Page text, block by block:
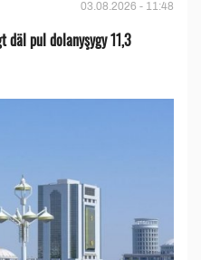
03.08.2026 - 11:48
däl pul dolanyşygy 11,3